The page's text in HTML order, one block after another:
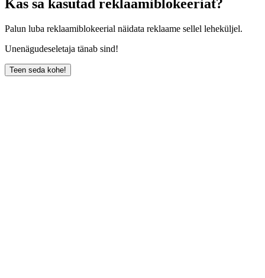
Kas sa kasutad reklaamiblokeeriat?
Palun luba reklaamiblokeerial näidata reklaame sellel leheküljel.
Unenägudeseletaja tänab sind!
Teen seda kohe!